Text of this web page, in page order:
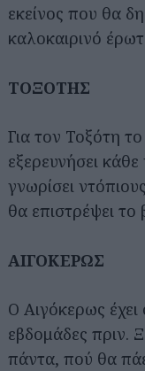
εκείνος που θα
καλοκαιρινό
ΤΟΞΟΤΗΣ
Για τον Τοξότη
εξερευνήσει
γνωρίσει
θα επιστρέψει το
ΑΙΓΟΚΕΡΩΣ
Ο Αιγόκερως έχει
εβδομάδες πριν.
πάντα, πού θα
Αναζήτηση
για...